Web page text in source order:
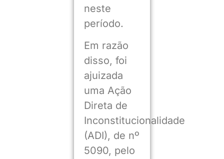
neste
período.
Em razão
disso, foi
ajuizada
uma Ação
Direta de
Inconstitucionalidade
(ADI), de nº
5090, pelo